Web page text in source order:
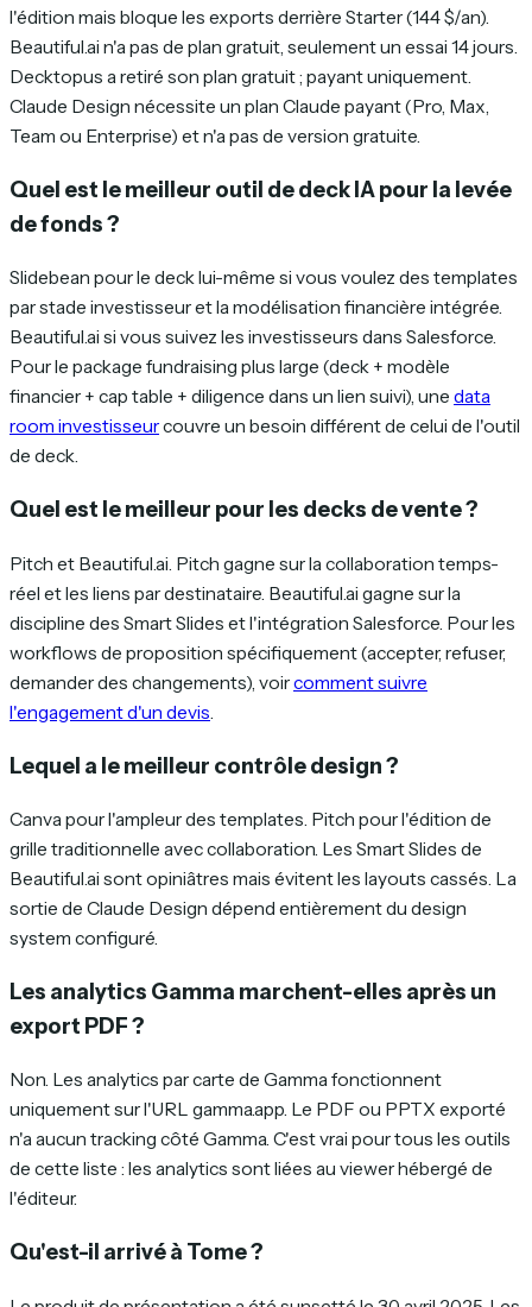
l'édition mais bloque les exports derrière Starter (144 $/an).
Beautiful.ai n'a pas de plan gratuit, seulement un essai 14 jours.
Decktopus a retiré son plan gratuit ; payant uniquement.
Claude Design nécessite un plan Claude payant (Pro, Max,
Team ou Enterprise) et n'a pas de version gratuite.
Quel est le meilleur outil de deck IA pour la levée
de fonds ?
Slidebean pour le deck lui-même si vous voulez des templates
par stade investisseur et la modélisation financière intégrée.
Beautiful.ai si vous suivez les investisseurs dans Salesforce.
Pour le package fundraising plus large (deck + modèle
financier + cap table + diligence dans un lien suivi), une data
room investisseurcouvre un besoin différent de celui de l'outil
de deck.
Quel est le meilleur pour les decks de vente ?
Pitch et Beautiful.ai. Pitch gagne sur la collaboration temps-
réel et les liens par destinataire. Beautiful.ai gagne sur la
discipline des Smart Slides et l'intégration Salesforce. Pour les
workflows de proposition spécifiquement (accepter, refuser,
demander des changements), voircomment suivre
l'engagement d'un devis
Lequel a le meilleur contrôle design ?
Canva pour l'ampleur des templates. Pitch pour l'édition de
grille traditionnelle avec collaboration. Les Smart Slides de
Beautiful.ai sont opiniâtres mais évitent les layouts cassés. La
sortie de Claude Design dépend entièrement du design
system configuré.
Les analytics Gamma marchent-elles après un
export PDF ?
Non. Les analytics par carte de Gamma fonctionnent
uniquement sur l'URL gamma.app. Le PDF ou PPTX exporté
n'a aucun tracking côté Gamma. C'est vrai pour tous les outils
de cette liste : les analytics sont liées au viewer hébergé de
l'éditeur.
Qu'est-il arrivé à Tome ?